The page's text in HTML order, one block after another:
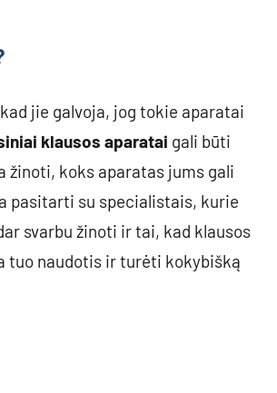
jie galvoja, jog tokie aparatai
klausos aparatai gali būti
koks aparatas jums gali
pasitarti su specialistais, kurie
svarbu žinoti ir tai, kad klausos
tuo naudotis ir turėti kokybišką